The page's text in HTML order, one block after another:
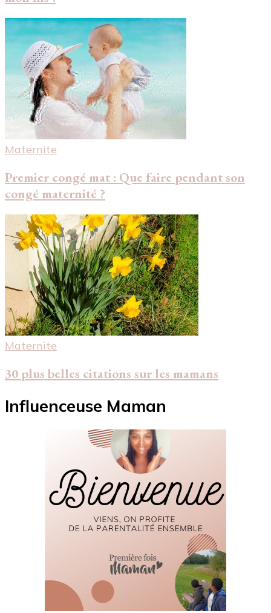
Maternite
Premier congé mat : Que faire pendant son
congé maternité ?
Maternite
30 plus belles citations sur les mamans
Influenceuse Maman